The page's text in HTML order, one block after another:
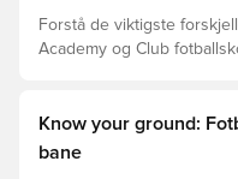
Forstå de viktigste
Academy og Club
Know your ground:
bane